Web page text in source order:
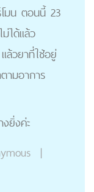
โมน ตอนนี้ 23
ได้แล้ว
ล้วยาที่ใช้อยู่
ามอาการ
ยิ่งค่ะ
|